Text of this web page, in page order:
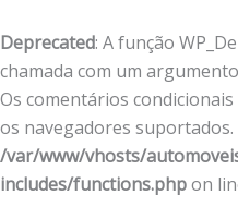
Deprecated: A função
chamada com um argumento
Os comentários
os navegadores suportados.
/var/www/vhosts/
includes/functions.phpon